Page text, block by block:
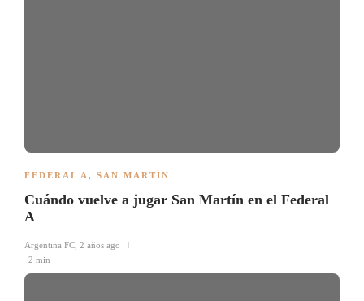
FEDERAL A , SAN MARTÍN
Cuándo vuelve a jugar San Martín en el Federal
A
Argentina FC 2 años ago
2 min